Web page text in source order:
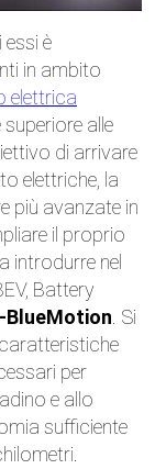
è
in ambito
elettrica
superiore alle
di arrivare
elettriche, la
più avanzate in
il proprio
introdurre nel
Battery
BlueMotion . Si
per
e allo
sufficiente